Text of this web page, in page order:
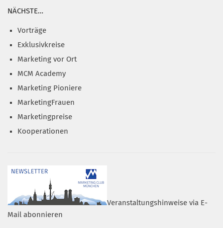
NÄCHSTE…
Vorträge
Exklusivkreise
Marketing vor Ort
MCM Academy
Marketing Pioniere
MarketingFrauen
Marketingpreise
Kooperationen
Veranstaltungshinweise via E-
Mail abonnieren